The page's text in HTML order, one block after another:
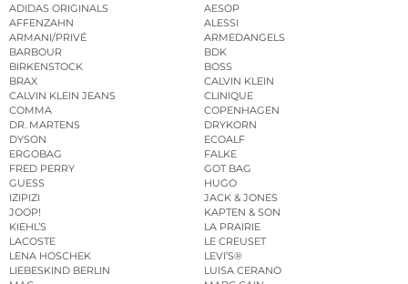
ADIDAS ORIGINALS
AESOP
AFFENZAHN
ALESSI
ARMANI/PRIVÉ
ARMEDANGELS
BARBOUR
BDK
BIRKENSTOCK
BOSS
BRAX
CALVIN KLEIN
CALVIN KLEIN JEANS
CLINIQUE
COMMA
COPENHAGEN
DR. MARTENS
DRYKORN
DYSON
ECOALF
ERGOBAG
FALKE
FRED PERRY
GOT BAG
GUESS
HUGO
IZIPIZI
JACK & JONES
JOOP!
KAPTEN & SON
KIEHL’S
LA PRAIRIE
LACOSTE
LE CREUSET
LENA HOSCHEK
LEVI’S®
LIEBESKIND BERLIN
LUISA CERANO